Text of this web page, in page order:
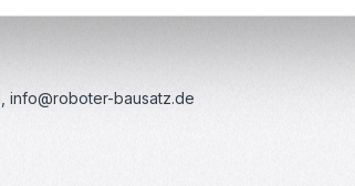
info@roboter-bausatz.de